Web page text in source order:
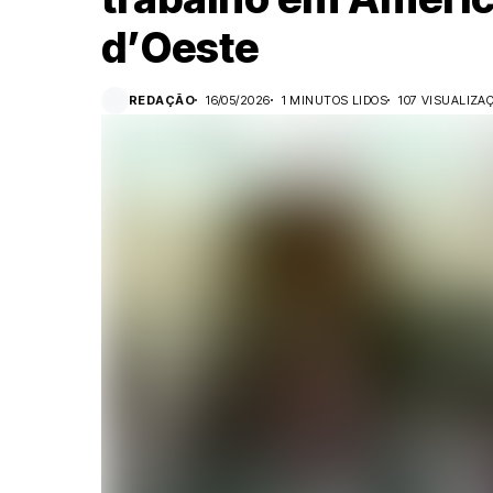
d’Oeste
REDAÇÃO 16/05/2026 1 MINUTOS LIDOS 107